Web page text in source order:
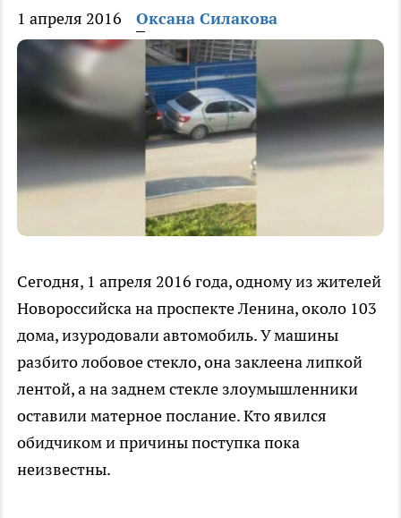
1 апреля 2016 Оксана Силакова
Сегодня, 1 апреля 2016 года, одному из жителей
Новороссийска на проспекте Ленина, около 103
дома, изуродовали автомобиль. У машины
разбито лобовое стекло, она заклеена липкой
лентой, а на заднем стекле злоумышленники
оставили матерное послание. Кто явился
обидчиком и причины поступка пока
неизвестны.